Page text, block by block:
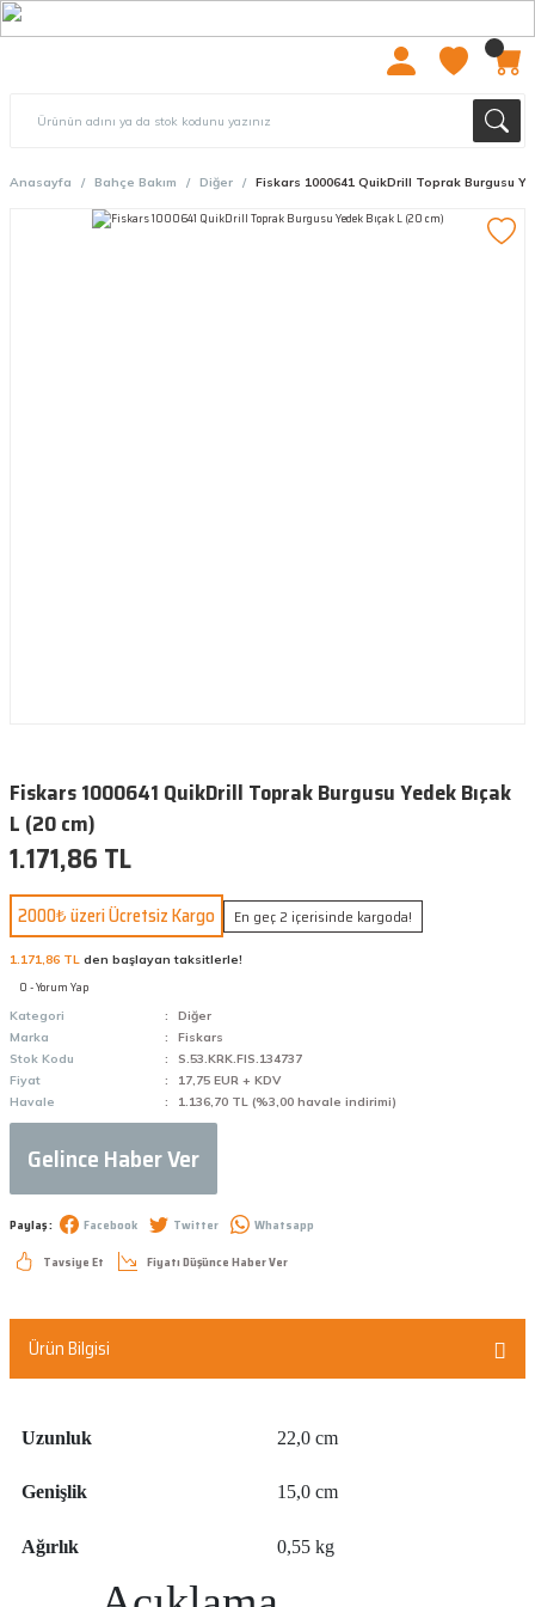
Anasayfa Bahçe Bakım Diğer Fiskars 1000641 QuikDrill Toprak Burgusu
Fiskars 1000641 QuikDrill Toprak Burgusu Yedek Bıçak
L (20 cm)
1.171,86 TL
2000₺ üzeri Ücretsiz Kargo En geç 2 içerisinde kargoda!
1.171,86 TL den başlayan taksitlerle!
0 - Yorum Yap
Kategori
Diğer
Marka
Fiskars
Stok Kodu
S.53.KRK.FIS.134737
Fiyat
17,75 EUR + KDV
Havale
1.136,70 TL (%3,00 havale indirimi)
Gelince Haber Ver
Paylaş : Facebook Twitter
Whatsapp
Tavsiye Et
Fiyatı Düşünce Haber Ver
Ürün Bilgisi
Uzunluk 22,0 cm
Genişlik 15,0 cm
Ağırlık 0,55 kg